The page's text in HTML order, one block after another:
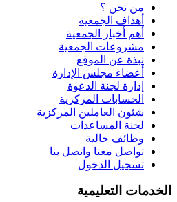
من نحن ؟
أهداف الجمعية
أهم أخبار الجمعية
مشروعات الجمعية
نبذة عن الموقع
أعضاء مجلس الإدارة
إدارة لجنة الدعوة
الحسابات المركزية
شئون العاملين المركزية
لجنة المساعدات
وظائف خالية
تواصل معنا واتصل بنا
تسجيل الدخول
الخدمات التعليمية